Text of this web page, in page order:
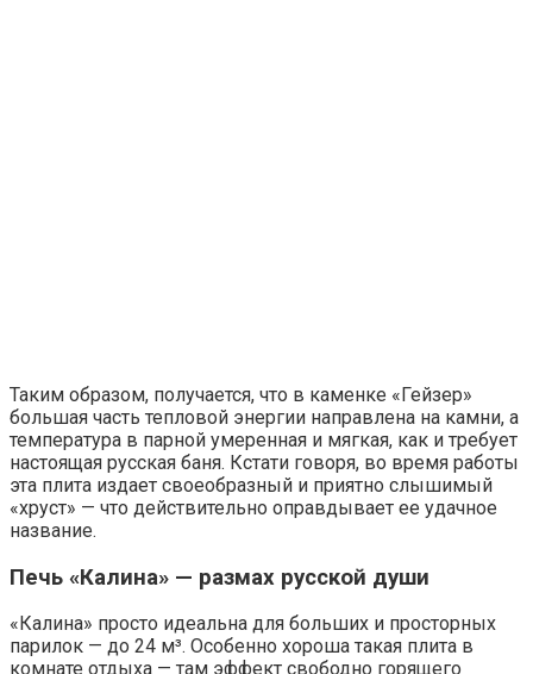
Таким образом, получается, что в каменке «Гейзер»
большая часть тепловой энергии направлена на камни, а
температура в парной умеренная и мягкая, как и требует
настоящая русская баня. Кстати говоря, во время работы
эта плита издает своеобразный и приятно слышимый
«хруст» — что действительно оправдывает ее удачное
название.
Печь «Калина» — размах русской души
«Калина» просто идеальна для больших и просторных
парилок — до 24 м³. Особенно хороша такая плита в
комнате отдыха — там эффект свободно горящего